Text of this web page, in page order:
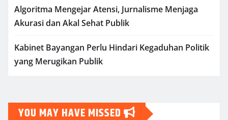
Algoritma Mengejar Atensi, Jurnalisme Menjaga
Akurasi dan Akal Sehat Publik
Kabinet Bayangan Perlu Hindari Kegaduhan Politik
yang Merugikan Publik
YOU MAY HAVE MISSED